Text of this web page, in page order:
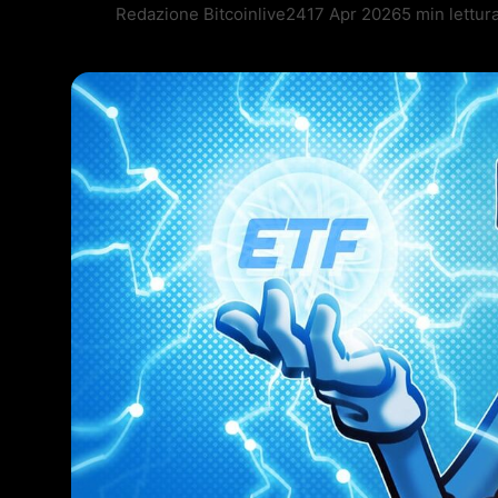
Redazione Bitcoinlive2417 Apr 20265 min